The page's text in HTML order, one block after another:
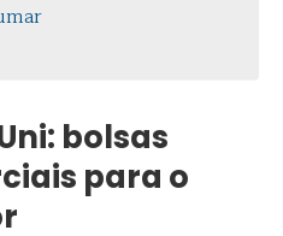
bolsas
para o